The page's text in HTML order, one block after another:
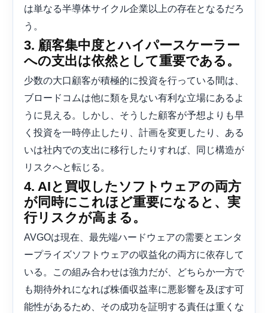
は単なる半導体サイクル企業以上の存在となるだろ
う。
3. 顧客集中度とハイパースケーラー
への支出は依然として重要である。
少数の大口顧客が積極的に投資を行っている間は、
ブロードコムは他に類を見ない有利な立場にあるよ
うに見える。しかし、そうした顧客が予想よりも早
く投資を一時停止したり、計画を変更したり、ある
いは社内での支出に移行したりすれば、同じ構造が
リスクへと転じる。
4. AIと買収したソフトウェアの両方
が同時にこれほど重要になると、実
行リスクが高まる。
AVGOは現在、最先端ハードウェアの需要とエンタ
ープライズソフトウェアの収益化の両方に依存して
いる。この組み合わせは強力だが、どちらか一方で
も期待外れになれば株価収益率に悪影響を及ぼす可
能性があるため、その成功を証明する責任は重くな